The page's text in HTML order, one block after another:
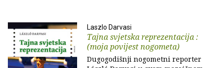
Laszlo Darvasi
Tajna svjetska reprezentacija :
(moja povijest nogometa)
Dugogodišnji nogometni reporter